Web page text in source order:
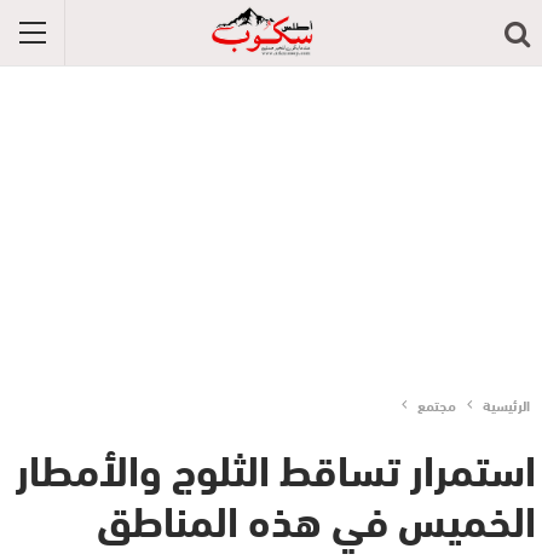
الرئيسية مجتمع
استمرار تساقط الثلوج والأمطار
الخميس في هذه المناطق